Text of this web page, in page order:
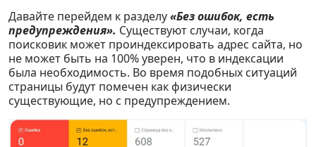
Давайте перейдем к разделу«Без ошибок, есть
предупреждения». Существуют случаи, когда
поисковик может проиндексировать адрес сайта, но
не может быть на 100% уверен, что в индексации
была необходимость. Во время подобных ситуаций
страницы будут помечен как физически
существующие, но с предупреждением.